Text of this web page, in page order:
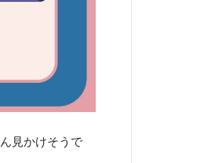
見かけそうで